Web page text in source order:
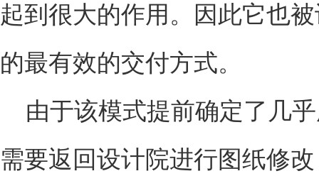
起到很大的作用。因此它也
的最有效的交付方式。
由于该模式提前确定了几
需要返回设计院进行图纸修